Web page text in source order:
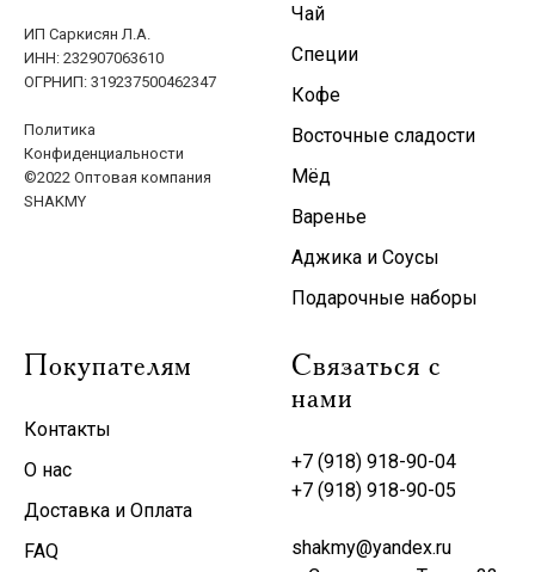
ИП Саркисян Л.А.
ИНН: 232907063610
ОГРНИП: 319237500462347
Политика
Конфиденциальности
©2022 Оптовая компания
SHAKMY
Чай
Специи
Кофе
Восточные сладости
Мёд
Варенье
Аджика и Соусы
Подарочные наборы
Покупателям
Контакты
О нас
Доставка и Оплата
FAQ
Связаться с
нами
+7 (918) 918-90-04
+7 (918) 918-90-05
shakmy@yandex.ru